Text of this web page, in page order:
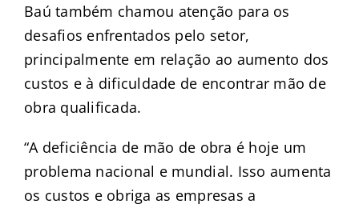
Baú também chamou atenção para os
desafios enfrentados pelo setor,
principalmente em relação ao aumento dos
custos e à dificuldade de encontrar mão de
obra qualificada.
“A deficiência de mão de obra é hoje um
problema nacional e mundial. Isso aumenta
os custos e obriga as empresas a